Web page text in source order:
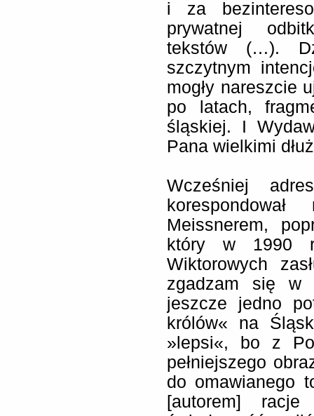
i za
prywatnej
tekstów (…).
szczytnym
mogły nareszcie
po latach,
śląskiej. I
Pana wielkimi
Wcześniej
Meissnerem,
który w 1990
Wiktorowych
zgadzam się w
jeszcze jedno
królów« na
»lepsi«, bo z
pełniejszego
do omawianego
[autorem]